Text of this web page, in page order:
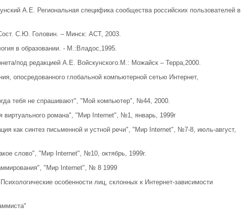
А.Е. Региональная специфика сообщества российских пользователей в
С.Ю. Головин. – Минск: АСТ, 2003.
в образовании. - М.:Владос,1995.
под редакцией А.Е. Войскунского.М.: Можайск – Терра,2000.
опосредованного глобальной компьютерной сетью Интернет,
тебя не спрашивают", "Мой компьютер", №44, 2000.
виртуального романа", "Мир Internet", №1, январь, 1999г
как синтез письменной и устной речи", "Мир Internet", №7-8, июль-август,
слово", "Мир Internet", №10, октябрь, 1999г.
"Мир Internet", № 8 1999
особенности лиц, склонных к Интернет-зависимости